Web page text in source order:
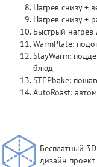
Нагрев снизу +
Нагрев снизу +
Быстрый нагрев
WarmPlate:
StayWarm:
блюд
STEPbake:
AutoRoast:
Бесплатный 3D
дизайн проект